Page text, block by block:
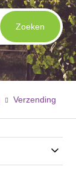
Verzending